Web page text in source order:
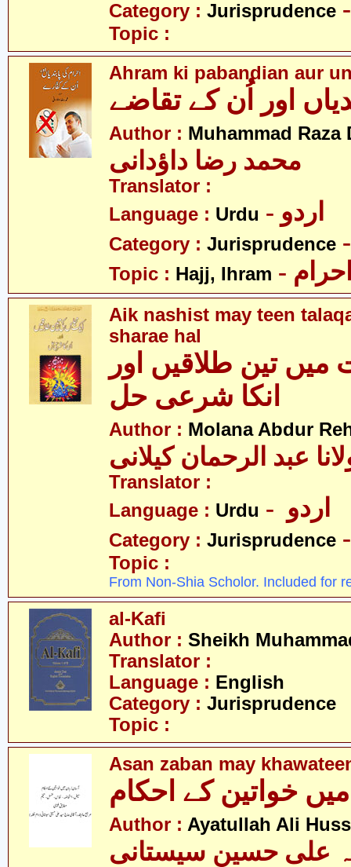
Category : Jurisprudence
Topic :
Ahram ki pabandian aur
اور اُن کے تقاضے
Author : Muhammad Raza
محمد رضا داؤدانی
Translator :
Language : Urdu - اردو
Category : Jurisprudence
Topic : Hajj, Ihram
Aik nashist may teen
sharae hal
تین طلاقیں اور
انکا شرعی حل
Author : Molana Abdur
عبد الرحمان کیلانی
Translator :
Language : Urdu
Category : Jurisprudence
Topic :
From Non-Shia Scholor. Included for
al-Kafi
Author : Sheikh
Translator :
Language : English
Category : Jurisprudence
Topic :
Asan zaban may
خواتین کے احکام
Author : Ayatullah Ali
علی حسین سیستانی